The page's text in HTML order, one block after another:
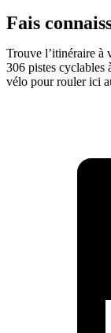
Fais
Trouve l’itinéraire à
306 pistes cyclables
vélo pour rouler ici